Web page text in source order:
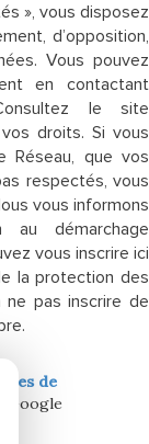
», vous disposez
d’opposition,
Vous pouvez
en contactant
le site
droits. Si vous
Réseau, que vos
respectés, vous
vous informons
démarchage
vous inscrire ici
la protection des
ne pas inscrire de
de
Google